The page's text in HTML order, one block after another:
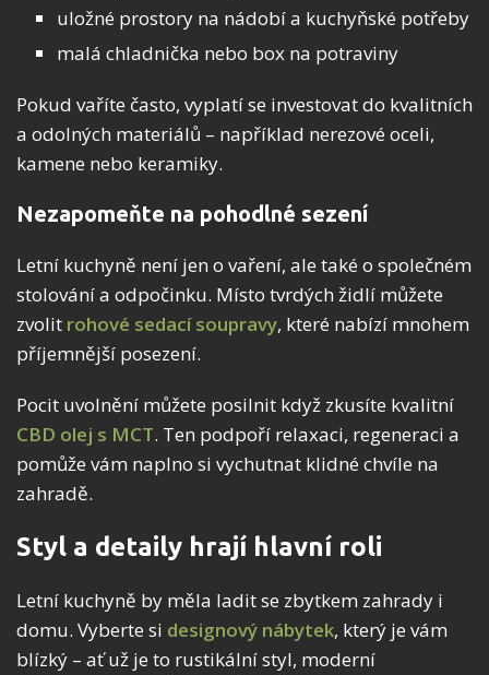
uložné prostory na nádobí a kuchyňské potřeby
malá chladnička nebo box na potraviny
Pokud vaříte často, vyplatí se investovat do kvalitních
a odolných materiálů – například nerezové oceli,
kamene nebo keramiky.
Nezapomeňte na pohodlné sezení
Letní kuchyně není jen o vaření, ale také o společném
stolování a odpočinku. Místo tvrdých židlí můžete
zvolit rohové sedací soupravy, které nabízí mnohem
příjemnější posezení.
Pocit uvolnění můžete posilnit když zkusíte kvalitní
CBD olej s MCT. Ten podpoří relaxaci, regeneraci a
pomůže vám naplno si vychutnat klidné chvíle na
zahradě.
Styl a detaily hrají hlavní roli
Letní kuchyně by měla ladit se zbytkem zahrady i
domu. Vyberte si designový nábytek, který je vám
blízký – ať už je to rustikální styl, moderní